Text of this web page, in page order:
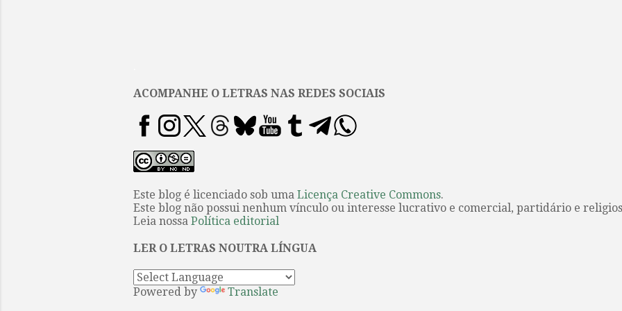
ACOMPANHE O LETRAS NAS REDES SOCIAIS
Este blog é licenciado sob uma Licença Creative Commons.
Este blog não possui nenhum vínculo ou interesse lucrativo e comercial, partidário e
Leia nossa Política editorial
LER O LETRAS NOUTRA LÍNGUA
Powered by Translate